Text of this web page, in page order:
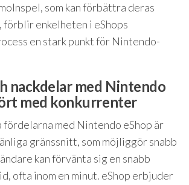
som kan förbättra deras
enkelheten i eShops
en stark punkt för Nintendo-
nackdelar med Nintendo
med konkurrenter
fördelarna med Nintendo eShop är
gränssnitt, som möjliggör snabb
kan förvänta sig en snabb
ofta inom en minut. eShop erbjuder